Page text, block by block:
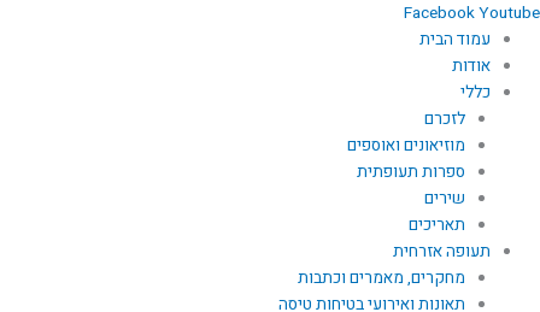
FacebookYoutube
עמוד הבית
אודות
כללי
לזכרם
מוזיאונים ואוספים
ספרות תעופתית
שירים
תאריכים
תעופה אזרחית
מחקרים, מאמרים וכתבות
תאונות ואירועי בטיחות טיסה